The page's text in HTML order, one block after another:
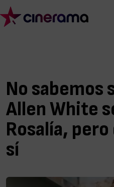
No sabemos
Allen White
Rosalía,
sí